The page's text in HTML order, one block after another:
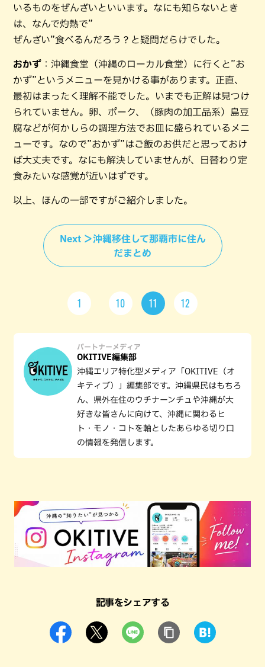
いるものをぜんざいといいます。なにも知らないとき
は、なんで灼熱で”
ぜんざい”食べるんだろう？と疑問だらけでした。
おかず ：沖縄食堂（沖縄のローカル食堂）に行くと”お
かず”というメニューを見かける事があります。正直、
最初はまったく理解不能でした。いまでも正解は見つけ
られていません。卵、ポーク、（豚肉の加工品系）島豆
腐などが何かしらの調理方法でお皿に盛られているメニ
ューです。なので”おかず”はご飯のお供だと思っておけ
ば大丈夫です。なにも解決していませんが、日替わり定
食みたいな感覚が近いはずです。
以上、ほんの一部ですがご紹介しました。
Next ＞沖縄移住して那覇市に住ん
だまとめ
1 10 11 12
パートナーメディア
OKITIVE編集部
沖縄エリア特化型メディア「OKITIVE（オ
キティブ）」編集部です。沖縄県民はもちろ
ん、県外在住のウチナーンチュや沖縄が大
好きな皆さんに向けて、沖縄に関わるヒ
ト・モノ・コトを軸としたあらゆる切り口
の情報を発信します。
記事をシェアする